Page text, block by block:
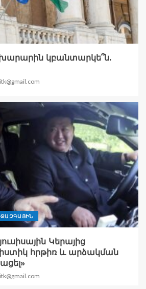
կբանտարկե՞ն.
Կերայից
հրթիռ և արձակման